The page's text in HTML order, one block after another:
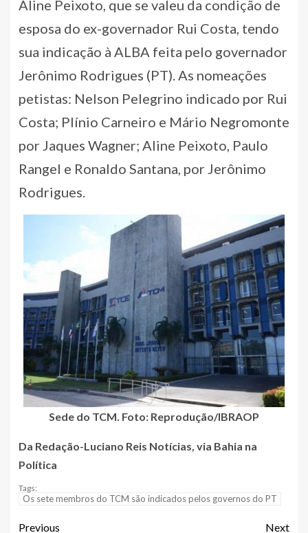
Aline Peixoto, que se valeu da condição de
esposa do ex-governador Rui Costa, tendo
sua indicação à ALBA feita pelo governador
Jerônimo Rodrigues (PT). As nomeações
petistas: Nelson Pelegrino indicado por Rui
Costa; Plínio Carneiro e Mário Negromonte
por Jaques Wagner; Aline Peixoto, Paulo
Rangel e Ronaldo Santana, por Jerônimo
Rodrigues.
Sede do TCM. Foto: Reprodução/IBRAOP
Da Redação-Luciano Reis Notícias, via Bahia na
Política
Tags:
Os sete membros do TCM são indicados pelos governos do PT
Previous Next